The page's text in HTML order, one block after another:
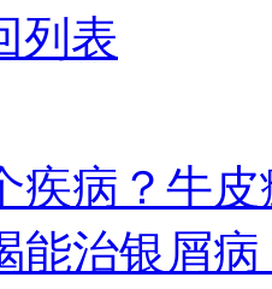
列表
疾病？牛
能治银屑病